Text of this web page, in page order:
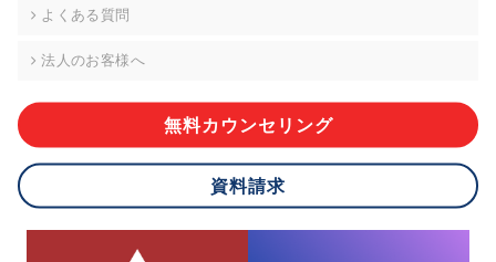
株式会社div 個人情報問合せ窓口
メールアドレス:privacy_policy@di-v.co.jp
ご本人様が当社に個人情報を提供されるかどうかは任意による
応ができない場合があります。
8.cookieにより取得・分析した情報とその利用について
当社は第三者が運営するデータ・マネジメント・プラットフォ
ームからcookieにより収集されたウェブの閲覧機歴及びその分
よくある質問
法人のお客様へ
無料カウンセリング
資料請求